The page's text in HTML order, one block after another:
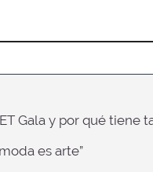
Gala y por qué tiene
es arte”